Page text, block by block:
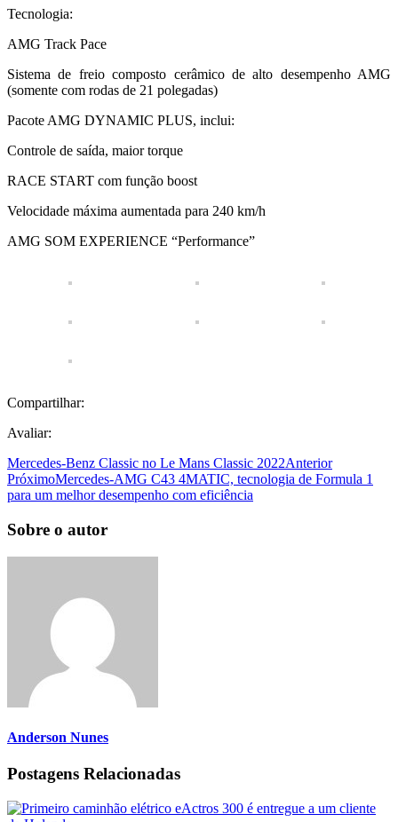
Tecnologia:
AMG Track Pace
Sistema de freio composto cerâmico de alto desempenho AMG
(somente com rodas de 21 polegadas)
Pacote AMG DYNAMIC PLUS, inclui:
Controle de saída, maior torque
RACE START com função boost
Velocidade máxima aumentada para 240 km/h
AMG SOM EXPERIENCE “Performance”
Compartilhar:
Avaliar:
Mercedes-Benz Classic no Le Mans Classic 2022Anterior
PróximoMercedes-AMG C43 4MATIC, tecnologia de Formula 1
para um melhor desempenho com eficiência
Sobre o autor
Anderson Nunes
Postagens Relacionadas